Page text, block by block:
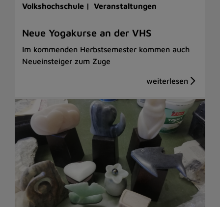
Volkshochschule | Veranstaltungen
Neue Yogakurse an der VHS
Im kommenden Herbstsemester kommen auch
Neueinsteiger zum Zuge